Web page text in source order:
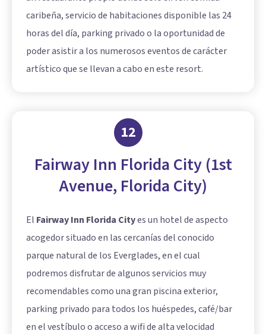
caribeña, servicio de habitaciones disponible las 24
horas del día, parking privado o la oportunidad de
poder asistir a los numerosos eventos de carácter
artístico que se llevan a cabo en este resort.
12
Fairway Inn Florida City (1st
Avenue, Florida City)
El Fairway Inn Florida Cityes un hotel de aspecto
acogedor situado en las cercanías del conocido
parque natural de los Everglades, en el cual
podremos disfrutar de algunos servicios muy
recomendables como una gran piscina exterior,
parking privado para todos los huéspedes, café/bar
en el vestíbulo o acceso a wifi de alta velocidad